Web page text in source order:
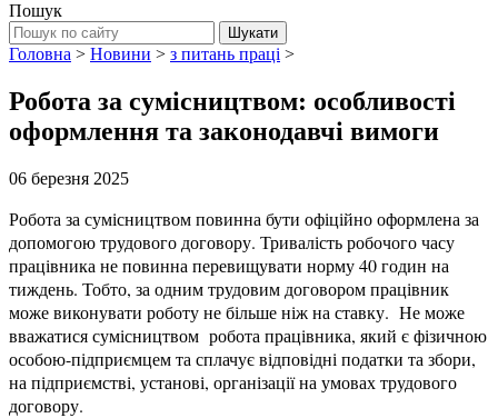
Пошук
Головна > Новини > з питань праці >
Робота за сумісництвом: особливості
оформлення та законодавчі вимоги
06 березня 2025
Робота за сумісництвом повинна бути офіційно оформлена за
допомогою трудового договору. Тривалість робочого часу
працівника не повинна перевищувати норму 40 годин на
тиждень. Тобто, за одним трудовим договором працівник
може виконувати роботу не більше ніж на ставку. Не може
вважатися сумісництвом робота працівника, який є фізичною
особою-підприємцем та сплачує відповідні податки та збори,
на підприємстві, установі, організації на умовах трудового
договору.